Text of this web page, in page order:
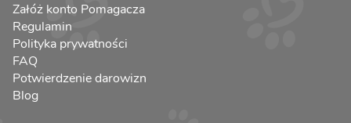
Załóż konto Pomagacza
Regulamin
Polityka prywatności
FAQ
Potwierdzenie darowizn
Blog